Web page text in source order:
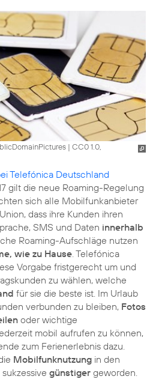
| CC0 1.0,
Telefónica Deutschland
gilt die neue Roaming-Regelung
sich alle Mobilfunkanbieter
dass ihre Kunden ihren
SMS und Daten innerhalb
Roaming-Aufschläge nutzen
wie zu Hause . Telefónica
Vorgabe fristgerecht um und
zu wählen, welche
für sie die beste ist. Im Urlaub
verbunden zu bleiben, Fotos
oder wichtige
mobil aufrufen zu können,
zum Ferienerlebnis dazu.
Mobilfunknutzung in den
günstiger geworden.